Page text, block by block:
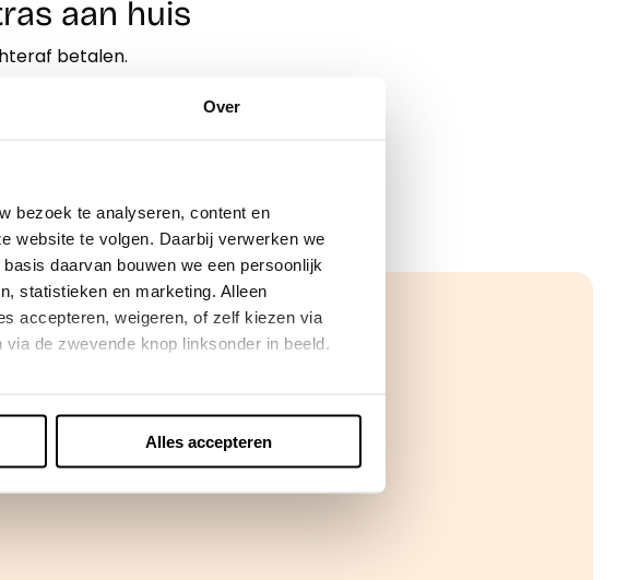
Over
bezoek te analyseren, content en
website te volgen. Daarbij verwerken we
daarvan bouwen we een persoonlijk
statistieken en marketing. Alleen
accepteren, weigeren, of zelf kiezen via
de zwevende knop linksonder in beeld.
Alles accepteren
aan huis
betalen.
en